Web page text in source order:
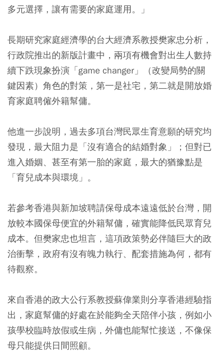
多元選擇，讓有需要的家庭運用。」
長期研究家庭經濟學的台大經濟系教授樊家忠分析，
行政院推出的新版計畫中，兩項有機會對出生人數持
續下跌現象扮演「game changer」（改變局勢的關
鍵因素）角色的對策，第一是社宅，第二就是開放婚
育家庭聘僱外籍幫傭。
他進一步說明，過去多項台灣民眾生育意願的研究均
發現，最大阻力是「沒有適合的結婚對象」；但對已
進入婚姻、甚至有第一胎的家庭，最大的猶豫點是
「育兒成本與環境」。
若參考香港與新加坡聘請保母成本遠遠低於台灣，開
放較本國保母便宜的外籍幫傭，確實能降低民眾育兒
成本。但樊家忠也坦言，這項政策勢必伴隨巨大的政
治衝擊，政府有沒有魄力執行、配套措施為何，都有
待觀察。
來自香港的政大公行系教授蘇偉業則分享香港經驗指
出，家庭幫傭的好處在於能夠全天陪伴小孩，例如小
孩學校臨時放假或生病，外傭也能幫忙接送，不像保
母只能提供日間照顧。